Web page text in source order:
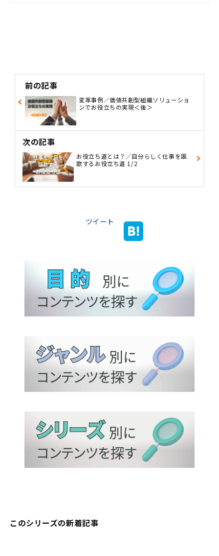
前の記事
変革事例／価値共創型組織ソリューショ
ンでお役立ちの実現＜後＞
次の記事
お役立ち道とは？／自分らしく仕事を謳
歌するお役立ち道 1/2
ツイート
このシリーズの新着記事